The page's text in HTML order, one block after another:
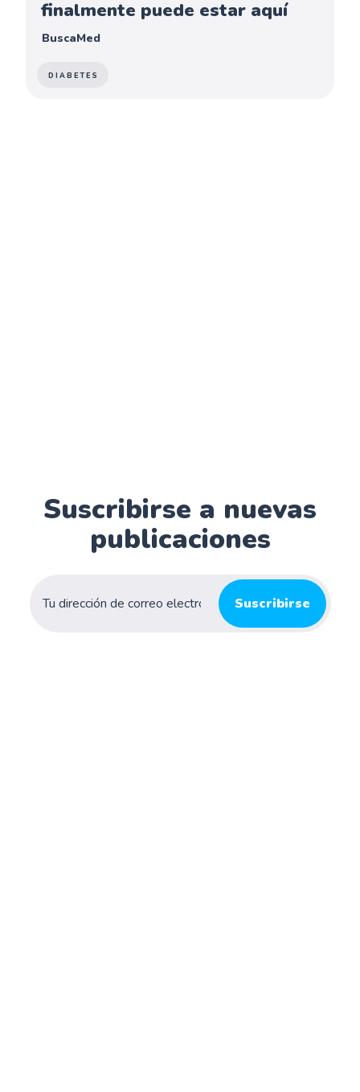
finalmente puede estar aquí
BuscaMed
DIABETES
Suscribirse a nuevas
publicaciones
Suscribirse